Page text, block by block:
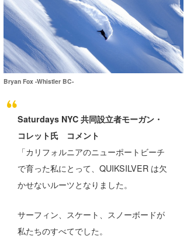
Bryan Fox -Whistler BC-
Saturdays NYC 共同設立者モーガン・
コレット氏 コメント
「カリフォルニアのニューポートビーチ
で育った私にとって、QUIKSILVER は欠
かせないルーツとなりました。
サーフィン、スケート、スノーボードが
私たちのすべてでした。